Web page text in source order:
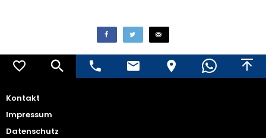
Kontakt
Impressum
Datenschutz